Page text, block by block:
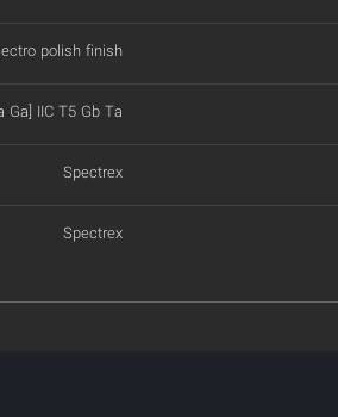
polish finish
Ga] IIC T5 Gb Ta
Spectrex
Spectrex